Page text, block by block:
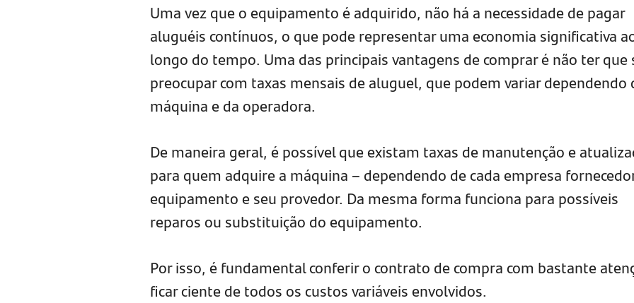
Uma vez que o equipamento é adquirido, não há a necessidade de pagar
aluguéis contínuos, o que pode representar uma economia significativa
longo do tempo. Uma das principais vantagens de comprar é não ter que
preocupar com taxas mensais de aluguel, que podem variar dependendo
máquina e da operadora.
De maneira geral, é possível que existam taxas de manutenção e
para quem adquire a máquina – dependendo de cada empresa
equipamento e seu provedor. Da mesma forma funciona para possíveis
reparos ou substituição do equipamento.
Por isso, é fundamental conferir o contrato de compra com bastante
ficar ciente de todos os custos variáveis envolvidos.